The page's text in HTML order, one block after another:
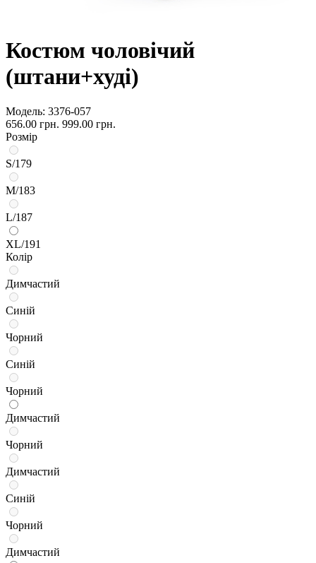
Костюм чоловічий
(штани+худі)
Модель: 3376-057
656.00 грн. 999.00 грн.
Розмір
S/179
M/183
L/187
XL/191
Колір
Димчастий
Синій
Чорний
Синій
Чорний
Димчастий
Чорний
Димчастий
Синій
Чорний
Димчастий